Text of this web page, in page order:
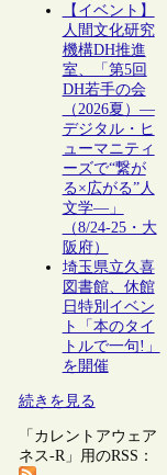
【イベント】
人間文化研究
機構DH推進
室、「第5回
DH若手の会
（2026夏）―
デジタル・ヒ
ューマニティ
ーズで“繋が
る×広がる”人
文学―」
（8/24-25・大
阪府）
埼玉県立久喜
図書館、休館
日特別イベン
ト「本のタイ
トルで一句!」
を開催
続きを見る
「カレントアウェア
ネス-R」用のRSS：